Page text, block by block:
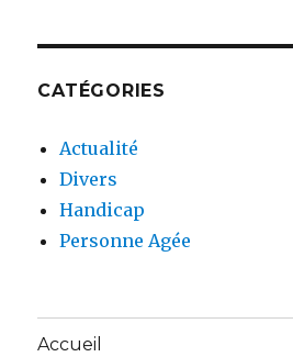
CATÉGORIES
Actualité
Divers
Handicap
Personne Agée
Accueil